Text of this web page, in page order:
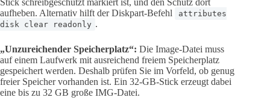
aufheben. Alternativ hilft der Diskpart-Befehl
attributes
disk clear readonly .
„Unzureichender Speicherplatz“: Die Image-Datei muss
auf einem Laufwerk mit ausreichend freiem Speicherplatz
gespeichert werden. Deshalb prüfen Sie im Vorfeld, ob genug
freier Speicher vorhanden ist. Ein 32-GB-Stick erzeugt dabei
eine bis zu 32 GB große IMG-Datei.